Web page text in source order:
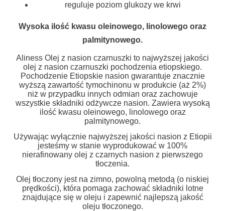
reguluje poziom glukozy we krwi
Wysoka ilość kwasu oleinowego, linolowego oraz
palmitynowego.
Aliness Olej z nasion czarnuszki to najwyższej jakości
olej z nasion czarnuszki pochodzenia etiopskiego.
Pochodzenie Etiopskie nasion gwarantuje znacznie
wyższą zawartość tymochinonu w produkcie (aż 2%)
niż w przypadku innych odmian oraz zachowuje
wszystkie składniki odżywcze nasion. Zawiera wysoką
ilość kwasu oleinowego, linolowego oraz
palmitynowego.
Używając wyłącznie najwyższej jakości nasion z Etiopii
jesteśmy w stanie wyprodukować w 100%
nierafinowany olej z czarnych nasion z pierwszego
tłoczenia.
Olej tłoczony jest na zimno, powolną metodą (o niskiej
prędkości), która pomaga zachować składniki lotne
znajdujące się w oleju i zapewnić najlepszą jakość
oleju tłoczonego.